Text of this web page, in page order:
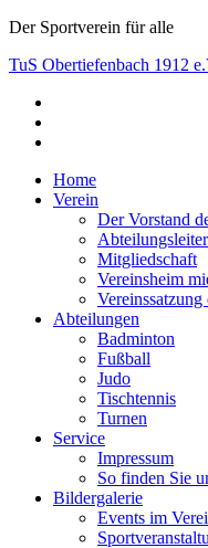
Skip
content
Der Sportverein für alle
TuS Obertiefenbach 1912
Der Sportverein für alle
Home
Verein
Der Vorstand
Abteilungsleiter
Mitgliedschaft
Vereinsheim
Abteilungen
Badminton
Fußball
Judo
Tischtennis
Turnen
Service
Impressum
So finden Sie
Bildergalerie
Events im